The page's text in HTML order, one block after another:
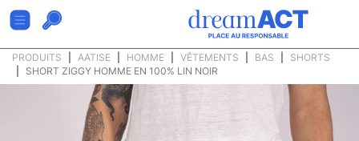
PRODUITS AATISE HOMME VÊTEMENTS BAS
SHORTS
SHORT ZIGGY HOMME EN 100% LIN NOIR